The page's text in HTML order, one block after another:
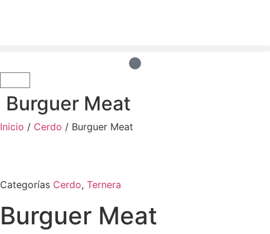
Burguer Meat
Inicio / Cerdo / Burguer Meat
Categorías Cerdo, Ternera
Burguer Meat